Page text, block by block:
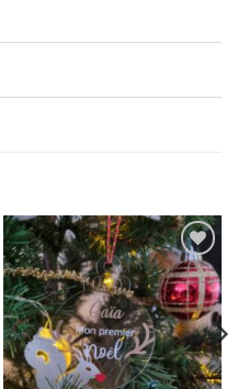
Ajouter
à la liste
de
souhaits